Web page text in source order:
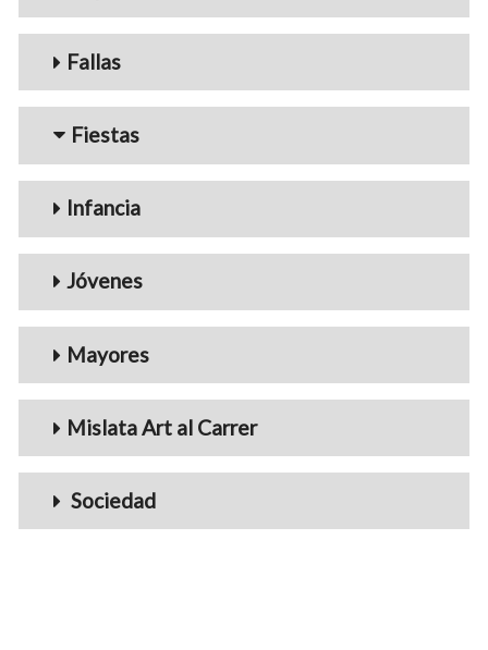
Fallas
Fiestas
Infancia
Jóvenes
Mayores
Mislata Art al Carrer
Sociedad